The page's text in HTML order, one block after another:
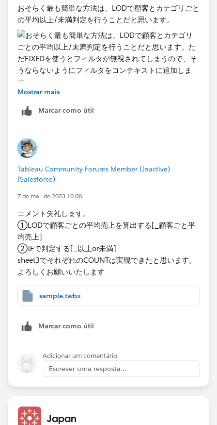
おそらく最も簡単な方法は、LODで顧客とカテゴリごと
の平均以上/未満判定を​行うことだと思います。
ただFIXEDを使うとフィルタが無視されてしまうので、
Mostrar mais
Marcar como útil
Tableau Community Forums Member (Inactive)
(Salesforce)
7 de mai. de 2023 10:08
コメント失礼します。
①LODで顧客ごとの平均売上を算出する[_顧客ごと平
均売上]​
②IF​で判定する[_以上or未満]
sheet3でそれぞれのCOUNTは実現できたと思います。
よろしくお願いいたします​
sample.twbx
Marcar como útil
Adicionar um comentário
Escrever uma resposta...
Japan